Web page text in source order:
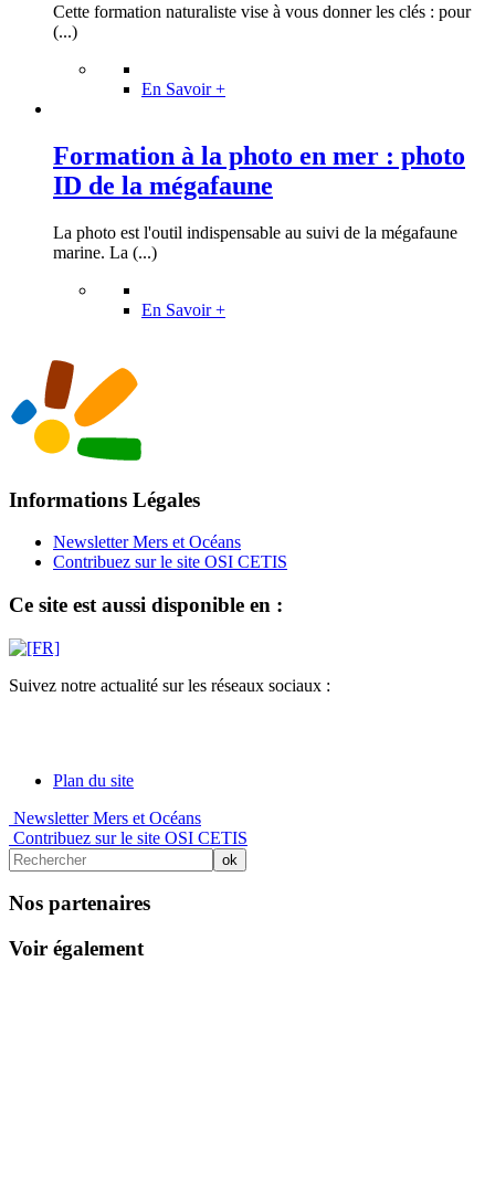
Cette formation naturaliste vise à vous donner les clés : pour
(...)
En Savoir +
Formation à la photo en mer : photo
ID de la mégafaune
La photo est l'outil indispensable au suivi de la mégafaune
marine. La (...)
En Savoir +
Informations Légales
Newsletter Mers et Océans
Contribuez sur le site OSI CETIS
Ce site est aussi disponible en :
Suivez notre actualité sur les réseaux sociaux :
Plan du site
Newsletter Mers et Océans
Contribuez sur le site OSI CETIS
Nos partenaires
Voir également